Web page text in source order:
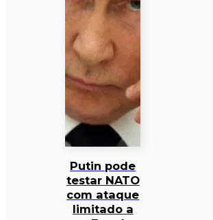
Putin pode
testar NATO
com ataque
limitado a